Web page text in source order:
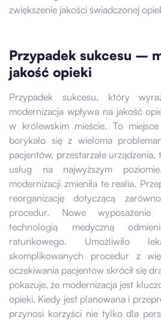
zwiększenie jakości świadczonej
Przypadek sukcesu –
jakość opieki
Przypadek sukcesu, który
modernizacja wpływa na jakość
w królewskim mieście. To
borykało się z wieloma
pacjentów, przestarzałe
usług na najwyższym
modernizacji zmieniła te realia.
reorganizację dotyczącą
procedur. Nowe wyposażenie
technologią medyczną
ratunkowego. Umożliwiło
skomplikowanych procedur z
oczekiwania pacjentów skrócił się
pokazuje, że modernizacja jest
opieki. Kiedy jest planowana i
przynosi korzyści nie tylko dla